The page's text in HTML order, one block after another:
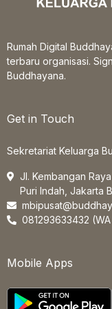
Rumah Digital
terbaru organisasi.
Buddhayana.
Get in Touch
Sekretariat Keluarga
Jl. Kembangan
Puri Indah, Jakarta
081293633432 (WA
Mobile Apps